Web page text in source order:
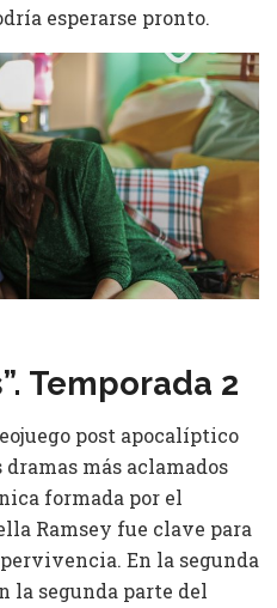
esperarse pronto.
Temporada 2
post apocalíptico
más aclamados
formada por el
Ramsey fue clave para
En la segunda
la segunda parte del